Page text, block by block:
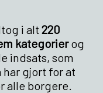
i alt 220
kategorierog
indsats, som
gjort for at
borgere.